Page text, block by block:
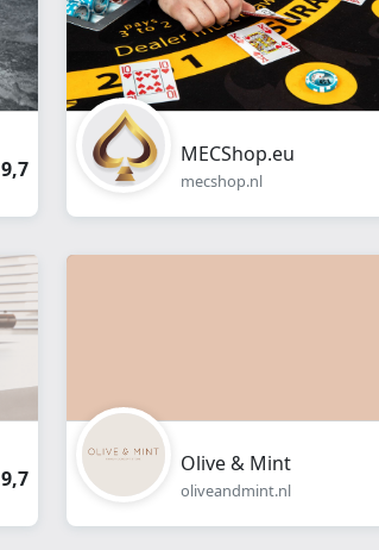
9,7
MECShop.eu
mecshop.nl
9,7
Olive & Mint
oliveandmint.nl